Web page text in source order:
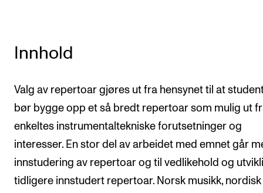
Innhold
Valg av repertoar gjøres ut fra hensynet til at
bør bygge opp et så bredt repertoar som mulig ut
enkeltes instrumentaltekniske forutsetninger og
interesser. En stor del av arbeidet med emnet går
innstudering av repertoar og til vedlikehold og
tidligere innstudert repertoar. Norsk musikk, nordisk